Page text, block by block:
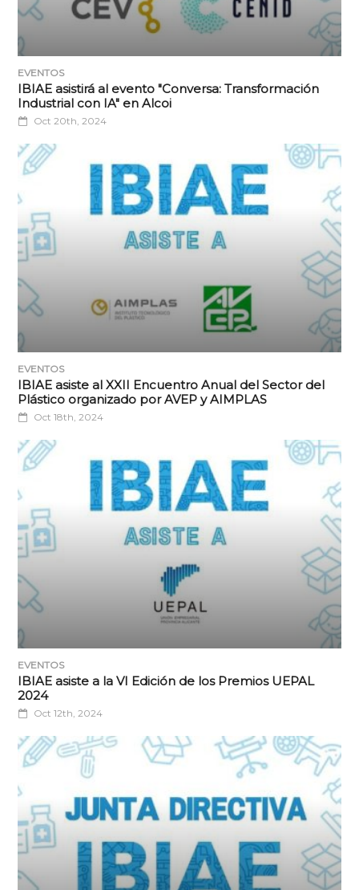
EVENTOS
IBIAE asistirá al evento "Conversa: Transformación
Industrial con IA" en Alcoi
Oct 20th, 2024
EVENTOS
IBIAE asiste al XXII Encuentro Anual del Sector del
Plástico organizado por AVEP y AIMPLAS
Oct 18th, 2024
EVENTOS
IBIAE asiste a la VI Edición de los Premios UEPAL
2024
Oct 12th, 2024